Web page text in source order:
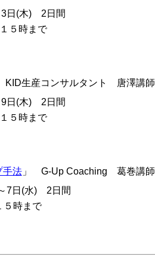
(木) 2日間
時まで
生産コンサルタント 唐澤講師
(木) 2日間
時まで
手法」 G-Up Coaching 葛巻講師
(水) 2日間
時まで